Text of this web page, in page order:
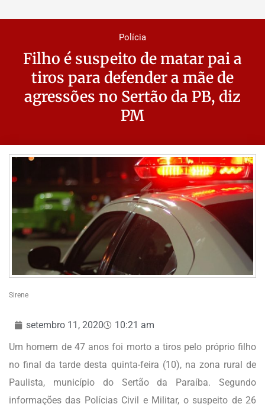
Polícia
Filho é suspeito de matar pai a
tiros para defender a mãe de
agressões no Sertão da PB, diz
PM
Sirene
setembro 11, 2020
10:21 am
Um homem de 47 anos foi morto a tiros pelo próprio filho
no final da tarde desta quinta-feira (10), na zona rural de
Paulista, município do Sertão da Paraíba. Segundo
informações das Polícias Civil e Militar, o suspeito de 26